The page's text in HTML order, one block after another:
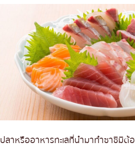
ปลาหรืออาหารทะเลที่นำมาทำซาชิมิต้